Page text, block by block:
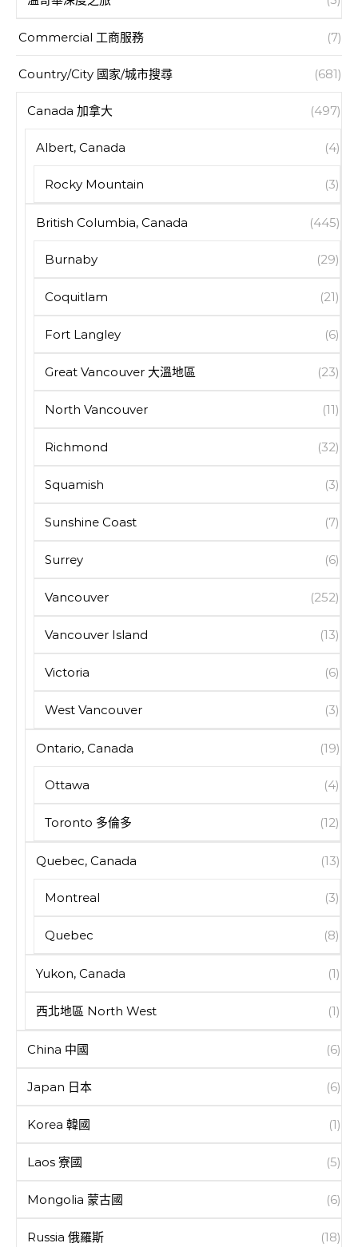
Commercial 工商服務 (7)
Country/City 國家/城市搜尋 (681)
Canada 加拿大 (497)
Albert, Canada (4)
Rocky Mountain (3)
British Columbia, Canada (445)
Burnaby (29)
Coquitlam (21)
Fort Langley (6)
Great Vancouver 大溫地區 (23)
North Vancouver (11)
Richmond (32)
Squamish (3)
Sunshine Coast (7)
Surrey (6)
Vancouver (252)
Vancouver Island (13)
Victoria (6)
West Vancouver (3)
Ontario, Canada (19)
Ottawa (4)
Toronto 多倫多 (12)
Quebec, Canada (13)
Montreal (3)
Quebec (8)
Yukon, Canada (1)
西北地區 North West (1)
China 中國 (6)
Japan 日本 (6)
Korea 韓國 (1)
Laos 寮國 (5)
Mongolia 蒙古國 (6)
Russia 俄羅斯 (18)